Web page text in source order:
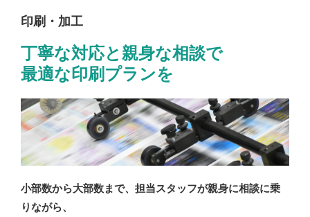
印刷・加工
丁寧な対応と親身な相談で
最適な印刷プランを
小部数から大部数まで、担当スタッフが親身に相談に乗
りながら、